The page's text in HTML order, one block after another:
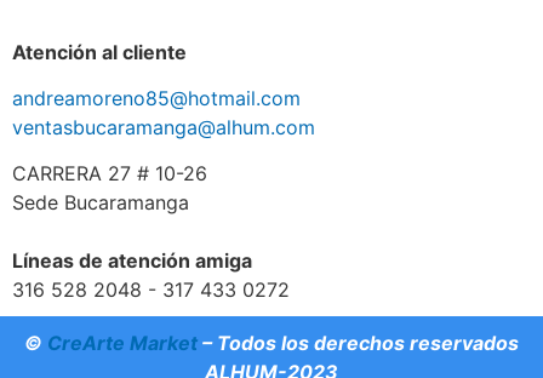
Atención al cliente
andreamoreno85@hotmail.com
ventasbucaramanga@alhum.com
CARRERA 27 # 10-26
Sede Bucaramanga
Líneas de atención amiga
316 528 2048 - 317 433 0272
© CreArte Market – Todos los derechos reservados
ALHUM-2023